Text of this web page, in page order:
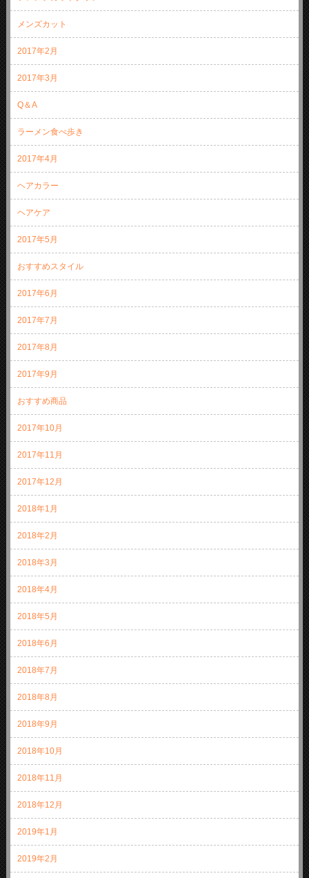
メンズカット
2017年2月
2017年3月
Q＆A
ラーメン食べ歩き
2017年4月
ヘアカラー
ヘアケア
2017年5月
おすすめスタイル
2017年6月
2017年7月
2017年8月
2017年9月
おすすめ商品
2017年10月
2017年11月
2017年12月
2018年1月
2018年2月
2018年3月
2018年4月
2018年5月
2018年6月
2018年7月
2018年8月
2018年9月
2018年10月
2018年11月
2018年12月
2019年1月
2019年2月